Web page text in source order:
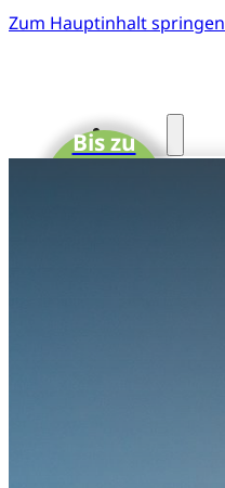
Zum Hauptinhalt springen
Start
Bis zu
15 CME-